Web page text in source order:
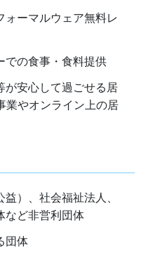
ーマルウェア無料レ
での食事・食料提供
が安心して過ごせる居
業やオンライン上の居
）、社会福祉法人、
など非営利団体
団体